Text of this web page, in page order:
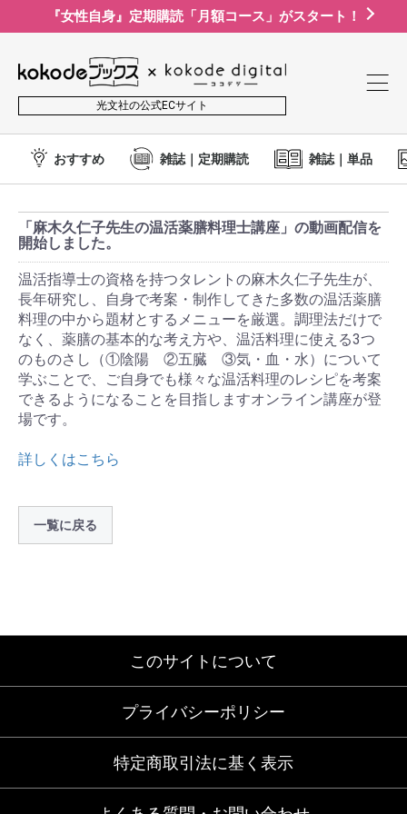
『女性自身』定期購読「月額コース」がスタート！
光文社の公式ECサイト
おすすめ 雑誌｜定期購読 雑誌｜単品
「麻木久仁子先生の温活薬膳料理士講座」の動画配信を
開始しました。
温活指導士の資格を持つタレントの麻木久仁子先生が、
長年研究し、自身で考案・制作してきた多数の温活薬膳
料理の中から題材とするメニューを厳選。調理法だけで
なく、薬膳の基本的な考え方や、温活料理に使える3つ
のものさし（①陰陽 ②五臓 ③気・血・水）について
学ぶことで、ご自身でも様々な温活料理のレシピを考案
できるようになることを目指しますオンライン講座が登
場です。
詳しくはこちら
一覧に戻る
このサイトについて
プライバシーポリシー
特定商取引法に基く表示